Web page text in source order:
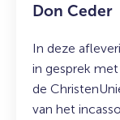
Don Ceder
In deze
in gesprek
de
van het